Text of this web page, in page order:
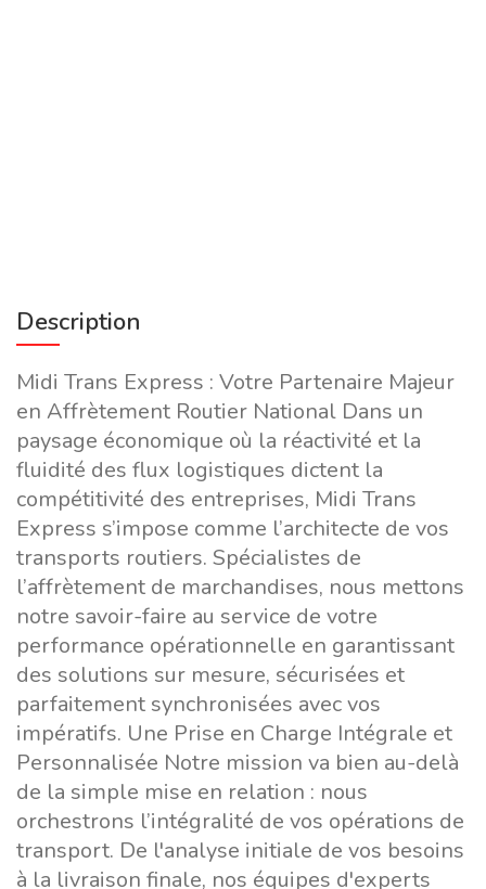
Description
Midi Trans Express : Votre Partenaire Majeur
en Affrètement Routier National Dans un
paysage économique où la réactivité et la
fluidité des flux logistiques dictent la
compétitivité des entreprises, Midi Trans
Express s’impose comme l’architecte de vos
transports routiers. Spécialistes de
l’affrètement de marchandises, nous mettons
notre savoir-faire au service de votre
performance opérationnelle en garantissant
des solutions sur mesure, sécurisées et
parfaitement synchronisées avec vos
impératifs. Une Prise en Charge Intégrale et
Personnalisée Notre mission va bien au-delà
de la simple mise en relation : nous
orchestrons l’intégralité de vos opérations de
transport. De l'analyse initiale de vos besoins
à la livraison finale, nos équipes d'experts